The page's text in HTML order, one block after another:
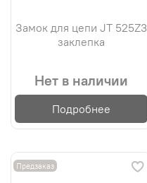
Замок для цепи JT 525Z3
заклепка
Нет в наличии
Подробнее
Предзаказ